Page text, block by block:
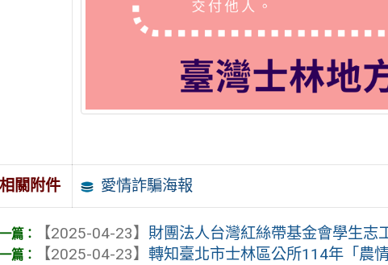
相關附件 愛情詐騙海報
【2025-04-23】 財團法人台灣紅絲帶基金會學生志
【2025-04-23】轉知臺北市士林區公所114年「農